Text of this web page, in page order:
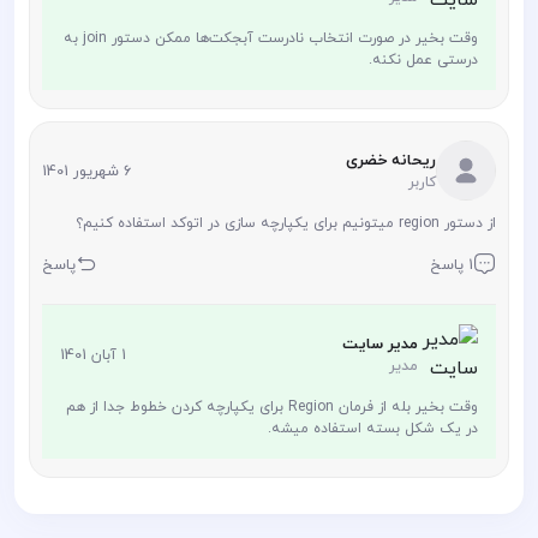
وقت بخیر در صورت انتخاب نادرست آبجکت‌ها ممکن دستور join به
درستی عمل نکنه.
ریحانه خضری
کاربر 6 شهریور 1401
از دستور region میتونیم برای یکپارچه سازی در اتوکد استفاده کنیم؟
1 پاسخ پاسخ
مدیر سایت
مدیر 1 آبان 1401
وقت بخیر بله از فرمان Region برای یکپارچه کردن خطوط جدا از هم
در یک شکل بسته استفاده میشه.